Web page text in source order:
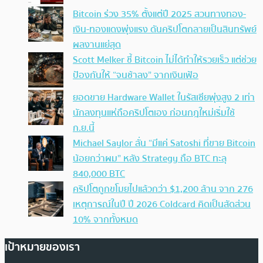
Bitcoin ร่วง 35% ตั้งแต่ปี 2025 สวนทางทอง-
เงิน-ทองแดงพุ่งแรง ดันคริปโตกลายเป็นสินทรัพย์
ผลงานแย่สุด
Scott Melker ชี้ Bitcoin ไม่ได้ทำให้รวยเร็ว แต่ช่วย
ป้องกันให้ “จนช้าลง” จากเงินเฟ้อ
ยอดขาย Hardware Wallet ในรัสเซียพุ่งสูง 2 เท่า
นักลงทุนแห่ถือคริปโตเอง ก่อนกฎใหม่เริ่มใช้
ก.ย.นี้
Michael Saylor ลั่น “มีแค่ Satoshi ที่ขาย Bitcoin
น้อยกว่าผม” หลัง Strategy ถือ BTC ทะลุ
840,000 BTC
คริปโตถูกขโมยไปแล้วกว่า $1,200 ล้าน จาก 276
เหตุการณ์ในปี ปี 2026 Coldcard คิดเป็นสัดส่วน
10% จากทั้งหมด
เป้าหมายของเรา